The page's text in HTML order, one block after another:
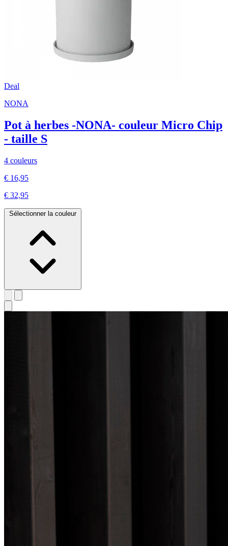
Deal
NONA
Pot à herbes -NONA- couleur Micro Chip
- taille S
4 couleurs
€ 16,95
€ 32,95
Sélectionner la couleur